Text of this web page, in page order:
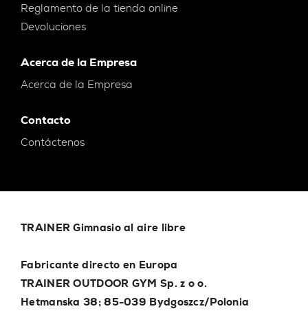
Reglamento de la tienda online
Devoluciones
Acerca de la Empresa
Acerca de la Empresa
Contacto
Contáctenos
TRAINER Gimnasio al aire libre
Fabricante directo en Europa
TRAINER OUTDOOR GYM Sp. z o o.
Hetmanska 38; 85-039 Bydgoszcz/Polonia